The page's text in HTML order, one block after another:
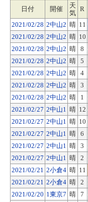
日付 開催
天
気
R
2021/02/28 2中山2 晴 11
2021/02/28 2中山2 晴 10
2021/02/28 2中山2 晴 8
2021/02/28 2中山2 晴 5
2021/02/28 2中山2 晴 4
2021/02/28 2中山2 晴 3
2021/02/28 2中山2 晴 1
2021/02/27 2中山1 晴 12
2021/02/27 2中山1 晴 10
2021/02/27 2中山1 晴 6
2021/02/27 2中山1 晴 3
2021/02/27 2中山1 晴 2
2021/02/21 2小倉4 晴 11
2021/02/21 2小倉4 晴 2
2021/02/20 1東京7 晴 7